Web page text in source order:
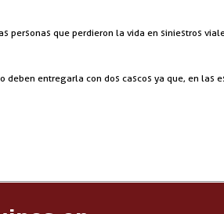
personas que perdieron la vida en siniestros
entregarla con dos cascos ya que, en las